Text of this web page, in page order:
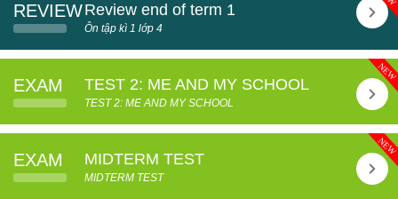
REVIEWReview end of term 1
Ôn tập kì 1 lớp 4
EXAM TEST 2: ME AND MY SCHOOL
TEST 2: ME AND MY SCHOOL
EXAM MIDTERM TEST
MIDTERM TEST